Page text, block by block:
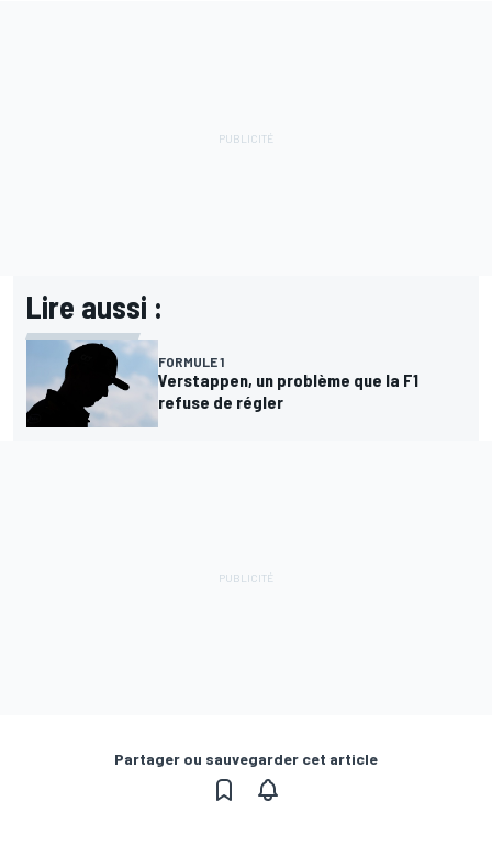
Lire aussi :
FORMULE 1
Verstappen, un problème que la F1
refuse de régler
Partager ou sauvegarder cet article